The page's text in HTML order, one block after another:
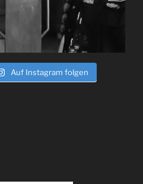
Auf Instagram folgen